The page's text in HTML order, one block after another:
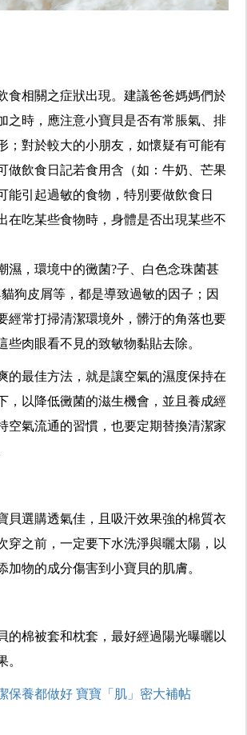
食相關之症狀出現。建議爸爸媽媽們於
之時，應注意小寶貝是否有常脹氣、排
；對於較大的小朋友，如懷疑有可能有
做飲食日記若食用含（如：牛奶、芒果
能引起過敏的食物，特別要做飲食日
在吃某些食物時，身體是否出現某些不
濕，環境中的黴菌?子、白色念珠菌甚
狗皮屑等，都是導致過敏的因子；因
經常打掃清潔環境外，髒汙的角落也要
些肉眼看不見的致敏物黏貼去除。
的最佳方法，就是讓空氣的濕度保持在
，以降低黴菌的滋生機會，並且養成經
空氣流通的習慣，也要定期替換清潔家
貝選購透氣佳，且吸汗效果強的棉質衣
穿之前，一定要下水洗淨與曬太陽，以
加物的成分傷害到小寶貝的肌膚。
的棉被套和枕套，最好經過陽光曝曬以
。
保養都做好 寶寶「肌」密大補帖